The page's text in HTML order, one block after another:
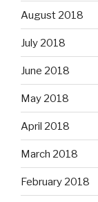
August 2018
July 2018
June 2018
May 2018
April 2018
March 2018
February 2018